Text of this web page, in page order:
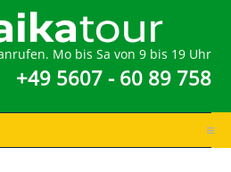
Mo bis Sa von 9 bis 19 Uhr
+49 5607 - 60 89 758